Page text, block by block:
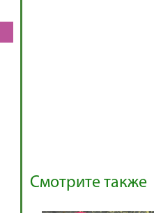
Смотрите также